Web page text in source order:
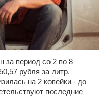
за период со 2 по 8
рубля за литр.
на 2 копейки - до
последние